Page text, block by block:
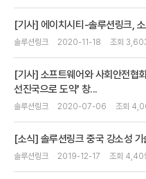
[기사] 에이치시티-솔루션링크,
솔루션링크 2020-11-18 조회
[기사] 소프트웨어와 사회안전협
선진국으로 도약' 창...
솔루션링크 2020-07-06 조회
[소식] 솔루션링크 중국 강소성
솔루션링크 2019-12-17 조회